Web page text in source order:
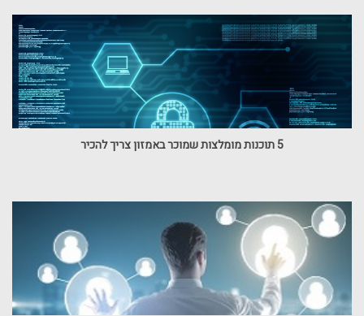
5 תוכנות מומלצות שמוכר באמזון צריך להכיר